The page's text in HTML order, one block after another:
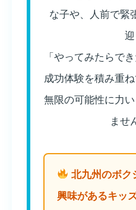
な子や、人前で緊
迎
「やってみたらで
成功体験を積み重
無限の可能性に力
ませ
北九州のボク
興味があるキッ